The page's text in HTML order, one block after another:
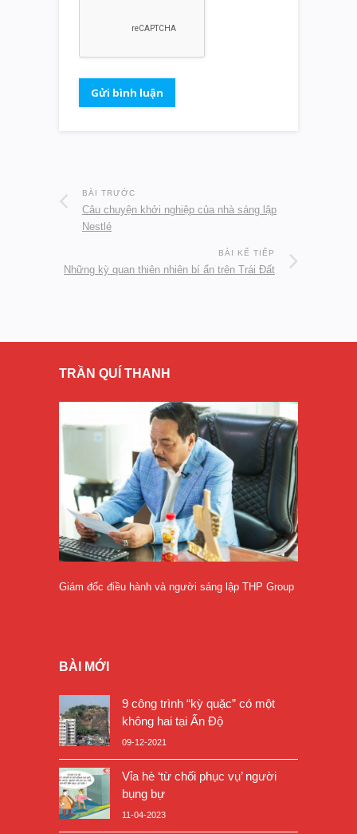
BÀI TRƯỚC
Câu chuyện khởi nghiệp của nhà sáng lập
Nestlé
BÀI KẾ TIẾP
Những kỳ quan thiên nhiên bí ẩn trên Trái Đất
TRẦN QUÍ THANH
Giám đốc điều hành và người sáng lập THP Group
BÀI MỚI
9 công trình “kỳ quặc” có một
không hai tại Ấn Độ
09-12-2021
Vỉa hè ‘từ chối phục vụ’ người
bụng bự
11-04-2023